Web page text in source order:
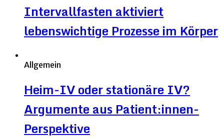
Intervallfasten aktiviert
lebenswichtige Prozesse im Körper
Allgemein
Heim-IV oder stationäre IV?
Argumente aus Patient:innen-
Perspektive